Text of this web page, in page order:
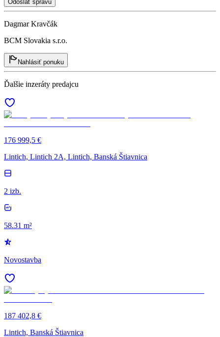
Odoslať správu
Dagmar Kravčák
BCM Slovakia s.r.o.
Nahlásiť ponuku
Ďalšie inzeráty predajcu
176 999,5 €
Lintich, Lintich 2A, Lintich, Banská Štiavnica
2 izb.
58.31 m²
Novostavba
187 402,8 €
Lintich, Banská Štiavnica